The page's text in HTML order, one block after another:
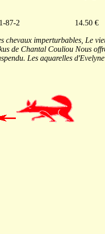
87-2 14.50 €
chevaux imperturbables, Le
de Chantal Couliou Nous
Les aquarelles